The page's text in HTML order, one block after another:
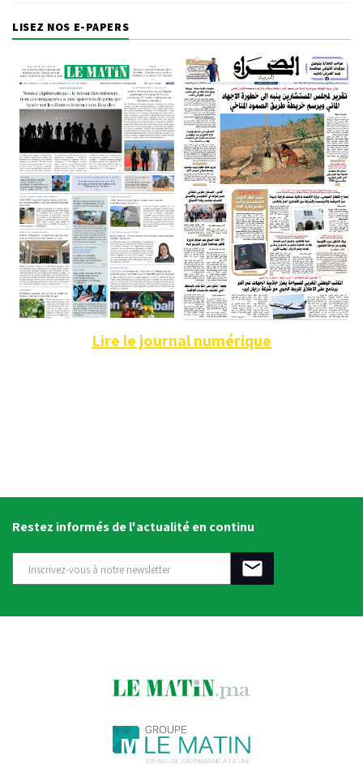
LISEZ NOS E-PAPERS
Lire le journal numérique
Restez informés de l'actualité en continu